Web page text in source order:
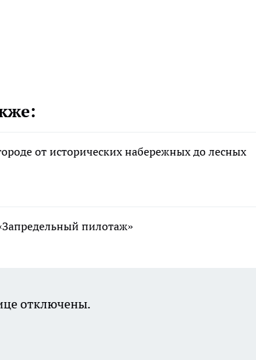
от исторических набережных до лесных
пилотаж»
отключены.